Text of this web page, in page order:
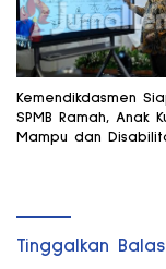
Kemendikdasmen
SPMB Ramah, Anak
Mampu dan
Tinggalkan